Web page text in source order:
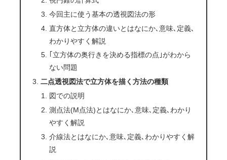
今回主に使う基本の透視図法の形
直方体と立方体の違いとはなにか､意味､定義､
わかりやすく解説
｢立方体の奥行きを決める指標の点｣がわから
ない問題
二点透視図法で立方体を描く方法の種類
図での説明
測点法(M点法)とはなにか､意味､定義､わかり
やすく解説
介線法とはなにか､意味､定義､わかりやすく解
説